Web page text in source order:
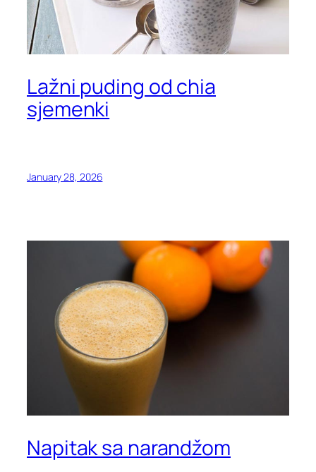
Lažni puding od chia
sjemenki
January 28, 2026
Napitak sa narandžom